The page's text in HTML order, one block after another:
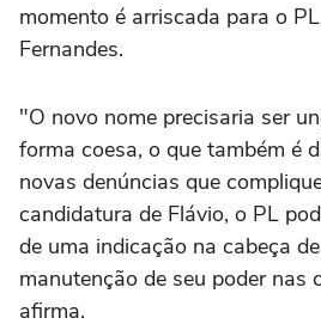
momento é arriscada para o
Fernandes.
"O novo nome precisaria ser
forma coesa, o que também é
novas denúncias que
candidatura de Flávio, o PL
de uma indicação na cabeça
manutenção de seu poder nas
afirma.